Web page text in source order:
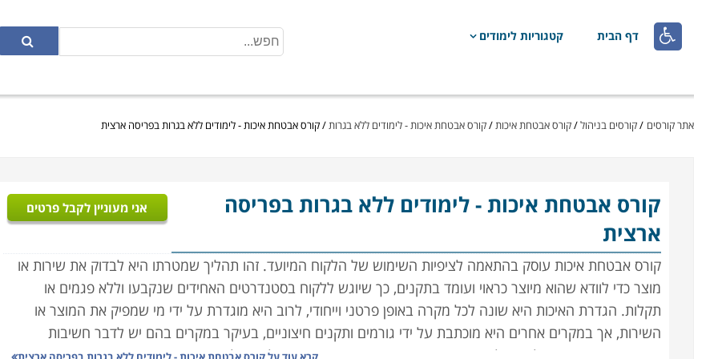
 דף הבית קטגוריות לימודים
אתר קורסים /קורסים בניהול/קורס אבטחת איכות/קורס אבטחת איכות - לימודים ללא בגרות/קורס אבטחת איכות - לימודים ללא בגרות בפריסה ארצית
קורס אבטחת איכות- לימודים ללא בגרות בפריסה
ארצית
אני מעוניין לקבל פרטים
קורס אבטחת איכות עוסק בהתאמה לציפיות השימוש של הלקוח המיועד. זהו תהליך שמטרתו היא לבדוק את שירות או
מוצר כדי לוודא שהוא מיוצר כראוי ועומד בתקנים, כך שיוגש ללקוח בסטנדרטים האחידים שנקבעו וללא פגמים או
תקלות. הגדרת האיכות היא שונה לכל מקרה באופן פרטני וייחודי, לרוב היא מוגדרת על ידי מי שמפיק את המוצר או
השירות, אך במקרים אחרים היא מוכתבת על ידי גורמים ותקנים חיצוניים, בעיקר במקרים בהם יש לדבר חשיבות
קריטית; מי שירכוש חולצה שלא תשרוד כביסה ראשונה יפסיד כמה שקלים ואולי את מצב הרוח, אך מי שירכוש תרופה או